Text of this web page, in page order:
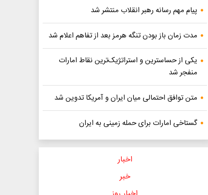
پیام مهم رسانه رهبر انقلاب منتشر شد
مدت زمان باز بودن تنگه هرمز بعد از تفاهم اعلام شد
یکی از حساسترین و استراتژیک‌ترین نقاط امارات
منفجر شد
متن توافق احتمالی میان ایران و آمریکا تدوین شد
گستاخی امارات برای حمله زمینی به ایران
اخبار
خبر